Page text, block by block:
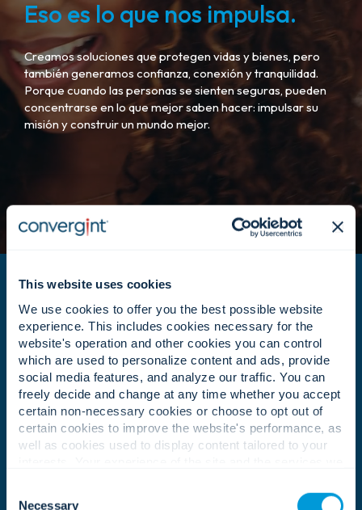
This website uses cookies
We use cookies to offer you the best possible website
experience. This includes cookies necessary for the
website's operation and other cookies you can control
which are used to personalize content and ads, provide
social media features, and analyze our traffic. You can
freely decide and change at any time whether you accept
certain non-necessary cookies or choose to opt out of
certain cookies to improve the website's performance, as
well as cookies used to display content tailored to your
cookies. Click "Show details" below for more information
Necessary
Eso es lo que nos impulsa.
Creamos soluciones que protegen vidas y bienes, pero
también generamos confianza, conexión y tranquilidad.
Porque cuando las personas se sienten seguras, pueden
concentrarse en lo que mejor saben hacer: impulsar su
misión y construir un mundo mejor.
Nos esforzamos por marcar la
diferencia.
colaboración, cada llamada